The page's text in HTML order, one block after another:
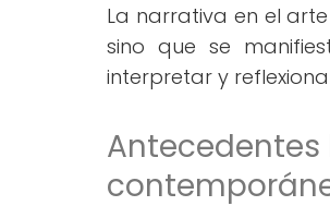
La narrativa en el
sino que se
interpretar y